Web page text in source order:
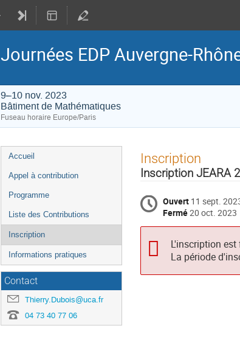
Journées EDP Auvergne-
9–10 nov. 2023
Bâtiment de Mathématiques
Fuseau horaire Europe/Paris
Menu
de
Accueil
Appel à contribution
Programme
Liste des Contributions
Inscription
Informations pratiques
Contact
Thierry.Dubois@uca.fr
04 73 40 77 06
Inscription
Inscription JEARA
Ouvert 11 sept.
Fermé20 oct. 2023
L'inscription est
La période